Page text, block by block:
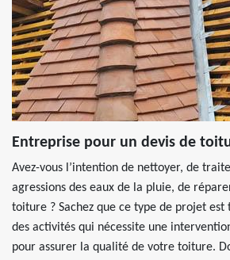
Entreprise pour un devis de
Avez-vous l’intention de nettoyer, de
agressions des eaux de la pluie, de
toiture ? Sachez que ce type de projet est
des activités qui nécessite une
pour assurer la qualité de votre toiture.